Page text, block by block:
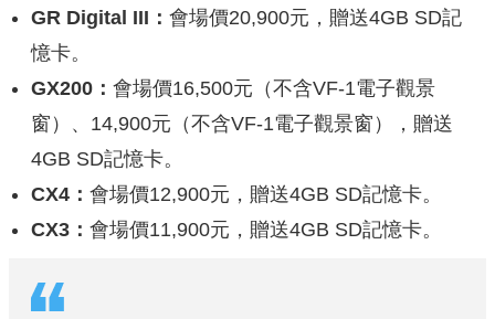
GR Digital III： 會場價20,900元，贈送4GB SD記
憶卡。
GX200： 會場價16,500元（不含VF-1電子觀景
窗）、14,900元（不含VF-1電子觀景窗），贈送
4GB SD記憶卡。
CX4： 會場價12,900元，贈送4GB SD記憶卡。
CX3： 會場價11,900元，贈送4GB SD記憶卡。